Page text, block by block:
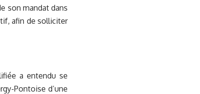
son mandat dans
afin de solliciter
a entendu se
Pontoise d’une